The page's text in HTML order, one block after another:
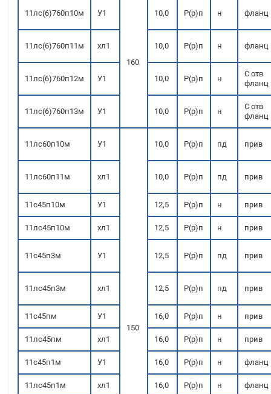
11лс(6)760п10м У1
160
10,0 Р(р)п н фланц
11лс(6)760п11м хл1 10,0 Р(р)п н фланц
11лс(6)760п12м У1 10,0 Р(р)п н
С отв
фланц
11лс(6)760п13м У1 10,0 Р(р)п н
С отв
фланц
11лс60п10м У1
150
10,0 Р(р)п пд прив
11лс60п11м хл1 10,0 Р(р)п пд прив
11с45п10м У1 12,5 Р(р)п н прив
11лс45п10м хл1 12,5 Р(р)п н прив
11с45п3м У1 12,5 Р(р)п пд прив
11лс45п3м хл1 12,5 Р(р)п пд прив
11с45пм У1 16,0 Р(р)п н прив
11лс45пм хл1 16,0 Р(р)п н прив
11с45п1м У1 16,0 Р(р)п н фланц
11лс45п1м хл1 16,0 Р(р)п н фланц